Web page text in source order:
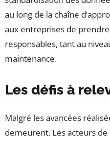
au long de la chaîne
aux entreprises de
responsables, tant au
maintenance.
Les défis à
Malgré les avancées
demeurent. Les acteurs de